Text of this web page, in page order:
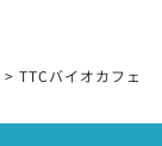
> TTCバイオカフェ